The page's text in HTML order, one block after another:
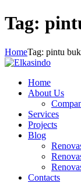
Tag:
HomeTag: pintu
Home
About Us
Services
Projects
Blog
Contacts